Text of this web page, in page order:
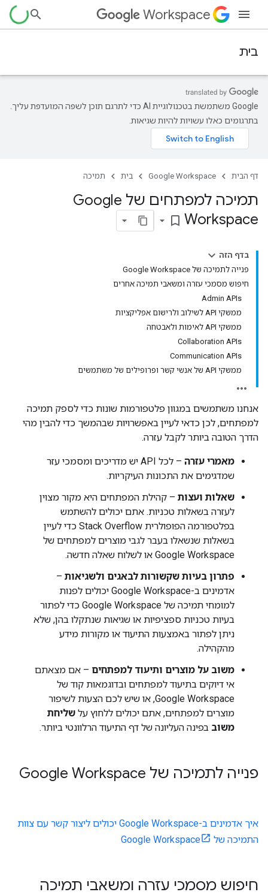
Workspace
בית
‫Google משתמשת בטכנולוגיית AI כדי לתרגם תוכן לשפה המועדפת עליך.
בתרגומים כאלו עשויות להיות שגיאות.
דף הבית Google Workspace בית תמיכה
תמיכה למפתחים של Google
Workspace
bookmark_border
בדף הזה
פנייה לתמיכה של Google Workspace
חיפוש מסמכי עזרה ומשאבי תמיכה אחרים
Admin APIs
ממשקי API לשילוב ולרישום אפליקציות
ממשקי API לאימות ולאבטחה
Collaboration APIs
Communication APIs
ממשקי API של אנשי קשר ופרופילים של משתמשים
אנחנו משתמשים במגוון פלטפורמות שונות כדי לספק תמיכה
למפתחים, לכן כדאי לעיין באפשרויות שבהמשך כדי להבין מהי
הדרך הטובה ביותר לקבל עזרה.
מאמרי עזרה
– לכל API יש מדריכים ומסמכי עזר
שמדגימים את התכונות העיקריות.
שאלות ועצות – קהילת המפתחים היא מקור מצוין
לעזרה בשאלות טכניות. אתם יכולים להשתמש
בפלטפורמה הפופולרית Stack Overflow כדי לעיין
בשאלות שנשאלו בעבר לגבי מוצרים למפתחים של
Google Workspace או לשלוח שאלה חדשה.
פתרון בעיות שקשורות לבאגים ולשגיאות –
אדמינים ב-Google Workspace יכולים לפנות
למומחי תמיכה של Google Workspace כדי לפתור
בעיות טכניות ספציפיות או שגיאות שנתקלו בהן, שלא
ניתן לפתור באמצעות התיעוד או מקורות מידע
מהקהילה.
משוב על מוצרים ותיעוד למפתחים – אם מצאתם
אי דיוקים בתיעוד למפתחים ובדוגמאות קוד של
Google Workspace, או שיש לכם הצעות לשיפור
מוצרים למפתחים, אתם יכולים ללחוץ על שליחת
משוב בפינה העליונה של דף התיעוד הרלוונטי ביותר.
פנייה לתמיכה של Google Workspace
איך אדמינים ב-Google Workspace יכולים ליצור קשר עם צוות
התמיכה של Google Workspace
חיפוש מסמכי עזרה ומשאבי תמיכה